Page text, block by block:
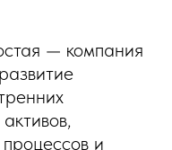
— компания
и